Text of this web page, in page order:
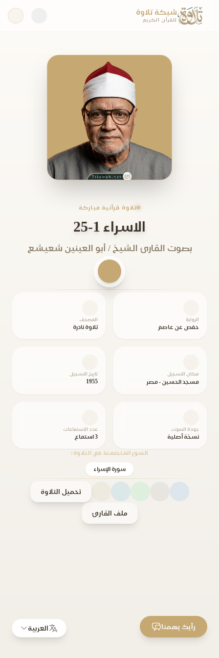
شبكة تلاوة
للقرآن الكريم
تلاوة قرآنية مباركة
الاسراء 1-25
بصوت القارئ الشيخ / أبو العينين شعيشع
الرواية
حفص عن عاصم
المصحف
تلاوة نادرة
مكان التسجيل
مسجد الحسين - مصر
تاريخ التسجيل
1955
جودة الصوت
نسخة أصلية
عدد الاستماعات
3 استماع
السور المتضمنة في التلاوة:
سورة الإسراء
تحميل التلاوة
ملف القارئ
العربية رأيك يهمنا